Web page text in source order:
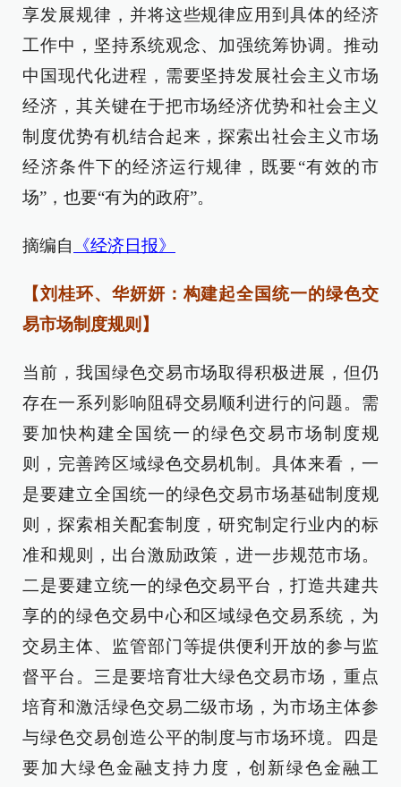
享发展规律，并将这些规律应用到具体的经济
工作中，坚持系统观念、加强统筹协调。推动
中国现代化进程，需要坚持发展社会主义市场
经济，其关键在于把市场经济优势和社会主义
制度优势有机结合起来，探索出社会主义市场
经济条件下的经济运行规律，既要“有效的市
场”，也要“有为的政府”。
摘编自 《经济日报》
【刘桂环、华妍妍：构建起全国统一的绿色交
易市场制度规则】
当前，我国绿色交易市场取得积极进展，但仍
存在一系列影响阻碍交易顺利进行的问题。需
要加快构建全国统一的绿色交易市场制度规
则，完善跨区域绿色交易机制。具体来看，一
是要建立全国统一的绿色交易市场基础制度规
则，探索相关配套制度，研究制定行业内的标
准和规则，出台激励政策，进一步规范市场。
二是要建立统一的绿色交易平台，打造共建共
享的的绿色交易中心和区域绿色交易系统，为
交易主体、监管部门等提供便利开放的参与监
督平台。三是要培育壮大绿色交易市场，重点
培育和激活绿色交易二级市场，为市场主体参
与绿色交易创造公平的制度与市场环境。四是
要加大绿色金融支持力度，创新绿色金融工